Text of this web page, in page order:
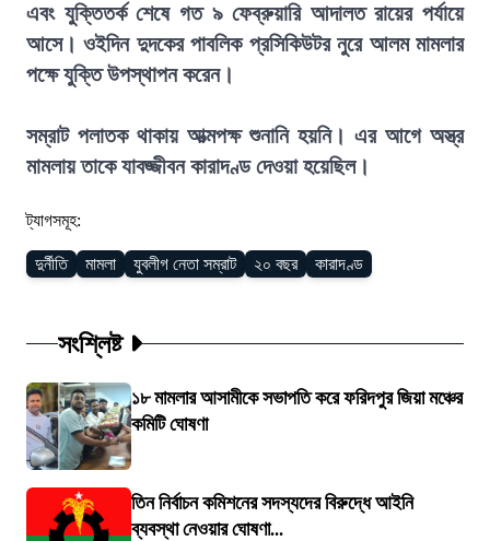
এবং যুক্তিতর্ক শেষে গত ৯ ফেব্রুয়ারি আদালত রায়ের পর্যায়ে
আসে। ওইদিন দুদকের পাবলিক প্রসিকিউটর নুরে আলম মামলার
পক্ষে যুক্তি উপস্থাপন করেন।
সম্রাট পলাতক থাকায় আত্মপক্ষ শুনানি হয়নি। এর আগে অস্ত্র
মামলায় তাকে যাবজ্জীবন কারাদণ্ড দেওয়া হয়েছিল।
ট্যাগসমূহ:
দুর্নীতি মামলা যুবলীগ নেতা সম্রাট ২০ বছর কারাদণ্ড
সংশ্লিষ্ট
১৮ মামলার আসামীকে সভাপতি করে ফরিদপুর জিয়া মঞ্চের
কমিটি ঘোষণা
তিন নির্বাচন কমিশনের সদস্যদের বিরুদ্ধে আইনি
ব্যবস্থা নেওয়ার ঘোষণা...